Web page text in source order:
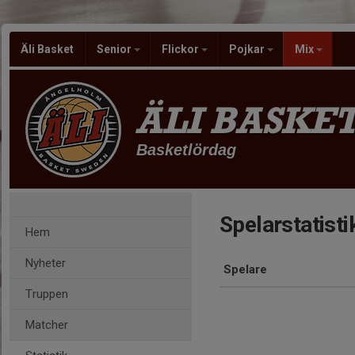
Äli Basket Senior Flickor Pojkar Mix
ÄLI
Basketlördag
Hem
Nyheter
Truppen
Matcher
Spelare